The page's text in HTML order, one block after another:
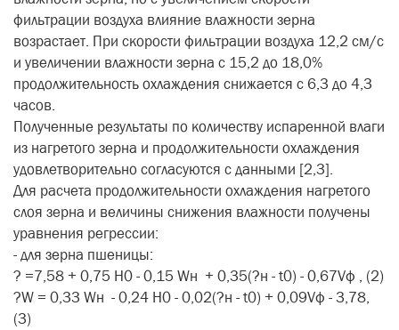
фильтрации воздуха влияние влажности зерна
возрастает. При скорости фильтрации воздуха 12,2 см/с
и увеличении влажности зерна с 15,2 до 18,0%
продолжительность охлаждения снижается с 6,3 до 4,3
часов.
Полученные результаты по количеству испаренной влаги
из нагретого зерна и продолжительности охлаждения
удовлетворительно согласуются с данными [2,3].
Для расчета продолжительности охлаждения нагретого
слоя зерна и величины снижения влажности получены
уравнения регрессии:
- для зерна пшеницы:
? =7,58 + 0,75 Н0 - 0,15 Wн + 0,35(?н - t0) - 0,67Vф , (2)
?W = 0,33 Wн - 0,24 Н0 - 0,02(?н - t0) + 0,09Vф - 3,78,
(3)